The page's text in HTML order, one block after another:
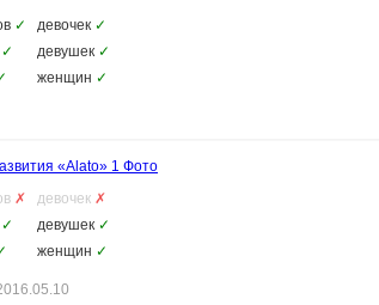
✓ девочек ✓
✓ девушек ✓
женщин ✓
«Alato» 1 Фото
✗ девочек ✗
✓ девушек ✓
женщин ✓